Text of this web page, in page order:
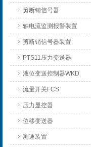
剪断销信号器
轴电流监测报警装置
剪断销信号器装置
PTS11压力变送器
液位变送控制器WKD
流量开关FCS
压力显控器
位移变送器
测速装置